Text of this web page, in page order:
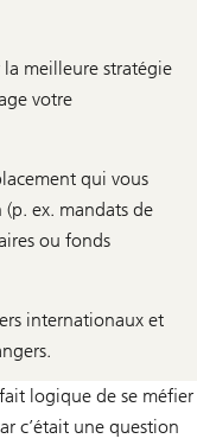
meilleure stratégie
votre
qui vous
ex. mandats de
ou fonds
internationaux et
logique de se méfier
c’était une question